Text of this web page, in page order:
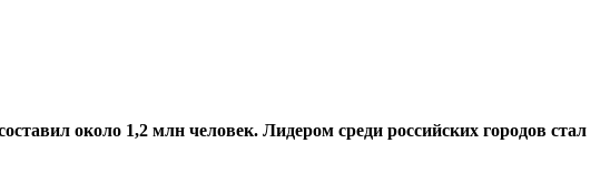
около 1,2 млн человек. Лидером среди российских городов стал